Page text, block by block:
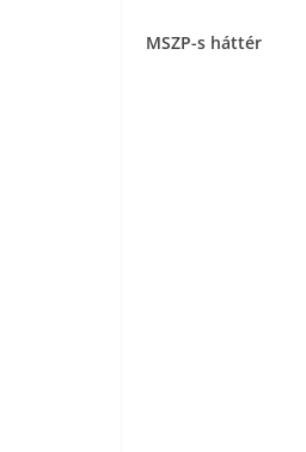
MSZP-s háttér